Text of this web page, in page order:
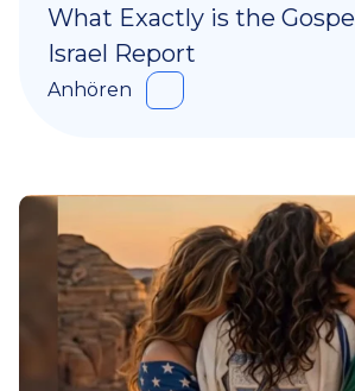
What Exactly is the
Israel Report
Anhören